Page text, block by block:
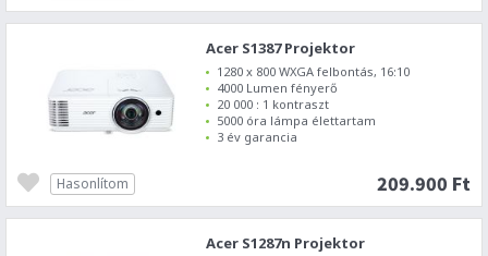
Acer S1387 Projektor
1280 x 800 WXGA felbontás, 16:10
4000 Lumen fényerő
20 000 : 1 kontraszt
5000 óra lámpa élettartam
3 év garancia
209.900 Ft
Hasonlítom
Acer S1287n Projektor